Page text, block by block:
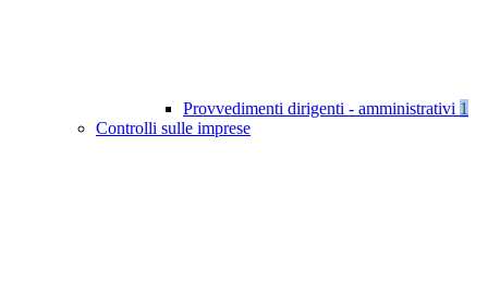
Provvedimenti dirigenti - amministrativi 1
Controlli sulle imprese